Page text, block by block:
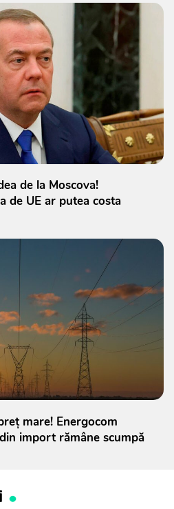
de la Moscova!
de UE ar putea costa
mare! Energocom
import rămâne scumpă